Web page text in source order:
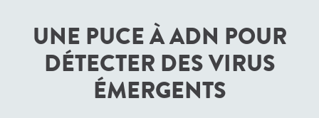
UNE PUCE À ADN POUR
DÉTECTER DES VIRUS
ÉMERGENTS